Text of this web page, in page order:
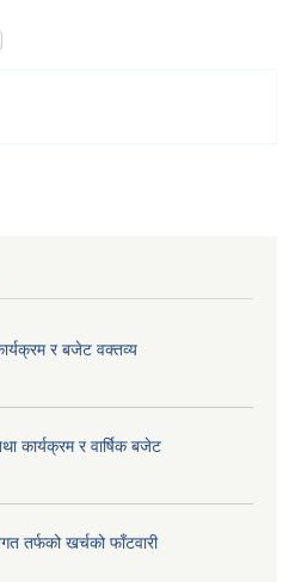
र बजेट वक्तव्य
कार्यक्रम र वार्षिक बजेट
तर्फको खर्चको फाँटवारी